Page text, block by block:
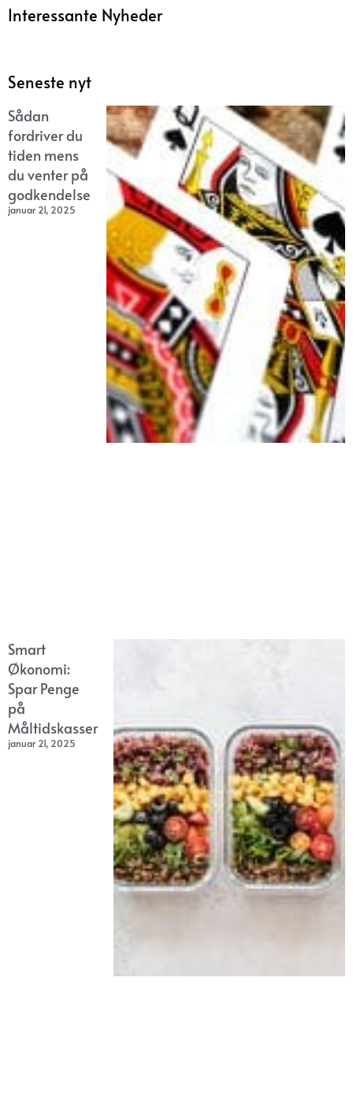
Interessante Nyheder
Seneste nyt
Sådan
fordriver du
tiden mens
du venter på
godkendelse
januar 21, 2025
Smart
Økonomi:
Spar Penge
på
Måltidskasser
januar 21, 2025